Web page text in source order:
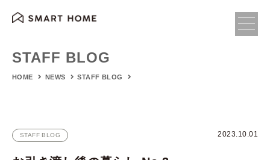
STAFF BLOG
HOME NEWS STAFF BLOG
STAFF BLOG 2023.10.01